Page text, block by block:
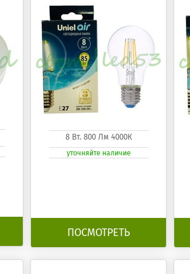
8 Вт. 800 Лм 4000К
уточняйте наличие
ПОСМОТРЕТЬ